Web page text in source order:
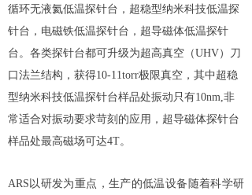
循环无液氦低温探针台，超稳型纳米科技低温探
针台，电磁铁低温探针台，超导磁体低温探针
台。各类探针台都可升级为超高真空（UHV）刀
口法兰结构，获得10-11torr极限真空，其中超稳
型纳米科技低温探针台样品处振动只有10nm,非
常适合对振动要求苛刻的应用，超导磁体探针台
样品处最高磁场可达4T。
ARS以研发为重点，生产的低温设备随着科学研